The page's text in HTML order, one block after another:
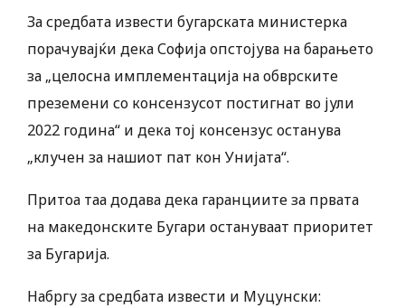
За средбата извести бугарската министерка
порачувајќи дека Софија опстојува на барањето
за „целосна имплементација на обврските
преземени со консензусот постигнат во јули
2022 година“ и дека тој консензус останува
„клучен за нашиот пат кон Унијата“.
Притоа таа додава дека гаранциите за првата
на македонските Бугари остануваат приоритет
за Бугарија.
Набргу за средбата извести и Муцунски: